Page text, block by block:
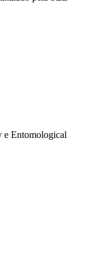
e Entomological